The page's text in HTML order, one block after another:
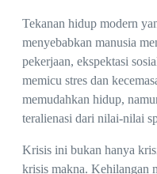
Tekanan hidup modern
menyebabkan manusia
pekerjaan, ekspektasi
memicu stres dan
memudahkan hidup,
teralienasi dari nilai-nilai
Krisis ini bukan hanya
krisis makna. Kehilangan